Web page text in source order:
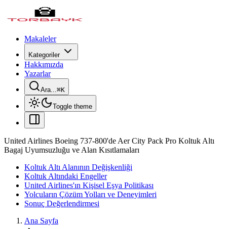
Makaleler
Kategoriler
Hakkımızda
Yazarlar
Ara...⌘K
Toggle theme
United Airlines Boeing 737-800'de Aer City Pack Pro Koltuk Altı
Bagaj Uyumsuzluğu ve Alan Kısıtlamaları
Koltuk Altı Alanının Değişkenliği
Koltuk Altındaki Engeller
United Airlines'ın Kişisel Eşya Politikası
Yolcuların Çözüm Yolları ve Deneyimleri
Sonuç Değerlendirmesi
Ana Sayfa